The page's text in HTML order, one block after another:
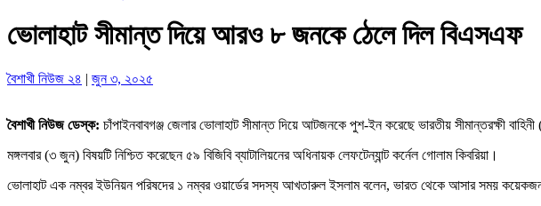
ভোলাহাট সীমান্ত দিয়ে আরও ৮ জনকে ঠেলে দিল বিএসএফ
বৈশাখী নিউজ ২৪ | জুন ৩, ২০২৫
বৈশাখী নিউজ ডেস্ক: চাঁপাইনবাবগঞ্জ জেলার ভোলাহাট সীমান্ত দিয়ে আটজনকে পুশ-ইন করেছে ভারতীয় সীমান্তরক্ষী
মঙ্গলবার (৩ জুন) বিষয়টি নিশ্চিত করেছেন ৫৯ বিজিবি ব্যাটালিয়নের অধিনায়ক লেফটেন্যান্ট কর্নেল গোলাম কিবরিয়া।
ভোলাহাট এক নম্বর ইউনিয়ন পরিষদের ১ নম্বর ওয়ার্ডের সদস্য আখতারুল ইসলাম বলেন, ভারত থেকে আসার সময়